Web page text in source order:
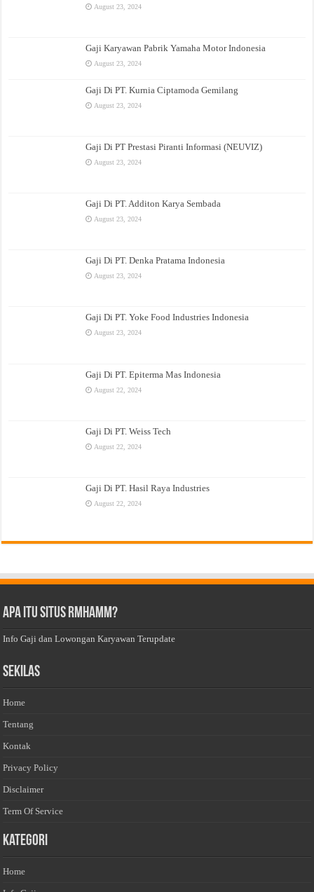
August 23, 2024
Gaji Karyawan Pabrik Yamaha Motor Indonesia
August 23, 2024
Gaji Di PT. Kurnia Ciptamoda Gemilang
August 23, 2024
Gaji Di PT Prestasi Piranti Informasi (NEUVIZ)
August 23, 2024
Gaji Di PT. Additon Karya Sembada
August 23, 2024
Gaji Di PT. Denka Pratama Indonesia
August 23, 2024
Gaji Di PT. Yoke Food Industries Indonesia
August 23, 2024
Gaji Di PT. Epiterma Mas Indonesia
August 22, 2024
Gaji Di PT. Weiss Tech
August 22, 2024
Gaji Di PT. Hasil Raya Industries
August 22, 2024
Apa Itu Situs Rmhamm?
Info Gaji dan Lowongan Karyawan Terupdate
Sekilas
Home
Tentang
Kontak
Privacy Policy
Disclaimer
Term Of Service
Kategori
Home